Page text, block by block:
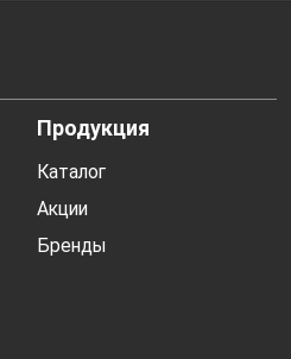
Продукция
Каталог
Акции
Бренды